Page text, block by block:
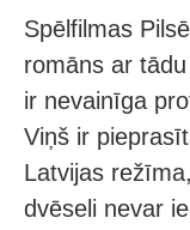
Spēlfilmas
romāns ar
ir nevainīga
Viņš ir
Latvijas
dvēseli nevar